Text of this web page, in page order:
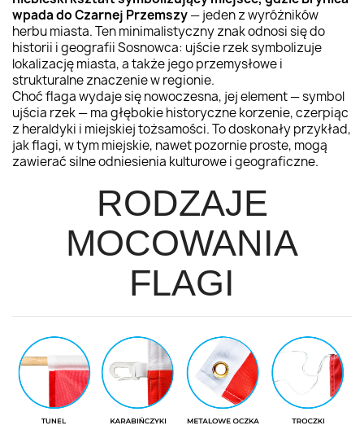
wpada do Czarnej Przemszy— jeden z wyróżników
herbu miasta. Ten minimalistyczny znak odnosi się do
historii i geografii Sosnowca: ujście rzek symbolizuje
lokalizację miasta, a także jego przemysłowe i
strukturalne znaczenie w regionie.
Choć flaga wydaje się nowoczesna, jej element — symbol
ujścia rzek — ma głębokie historyczne korzenie, czerpiąc
z heraldyki i miejskiej tożsamości. To doskonały przykład,
jakflagi, w tym miejskie, nawet pozornie proste, mogą
zawierać silne odniesienia kulturowe i geograficzne.
RODZAJE
MOCOWANIA
FLAGI